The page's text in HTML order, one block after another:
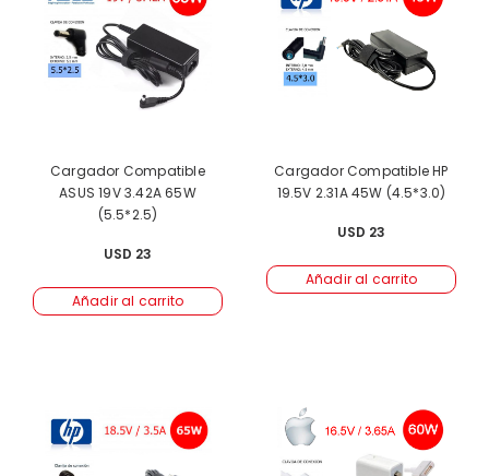
Cargador Compatible
ASUS 19V 3.42A 65W
(5.5*2.5)
USD 23
Añadir al carrito
Cargador Compatible HP
19.5V 2.31A 45W (4.5*3.0)
USD 23
Añadir al carrito